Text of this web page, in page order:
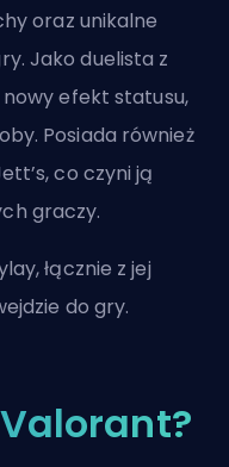
oraz unikalne
Jako duelista z
efekt statusu,
Posiada również
co czyni ją
graczy.
łącznie z jej
do gry.